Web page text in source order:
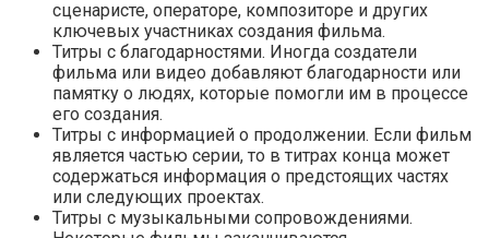
сценаристе, операторе, композиторе и других
ключевых участниках создания фильма.
Титры с благодарностями. Иногда создатели
фильма или видео добавляют благодарности или
памятку о людях, которые помогли им в процессе
его создания.
Титры с информацией о продолжении. Если фильм
является частью серии, то в титрах конца может
содержаться информация о предстоящих частях
или следующих проектах.
Титры с музыкальными сопровождениями.